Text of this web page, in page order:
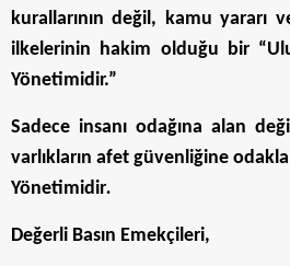
kurallarının değil, kamu yararı
ilkelerinin hakim olduğu bir
Yönetimidir.”
Sadece insanı odağına alan
varlıkların afet güvenliğine
Yönetimidir.
Değerli Basın Emekçileri,